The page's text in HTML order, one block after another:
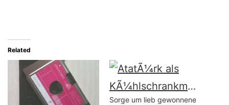
Related
Sorge um lieb gewonnene